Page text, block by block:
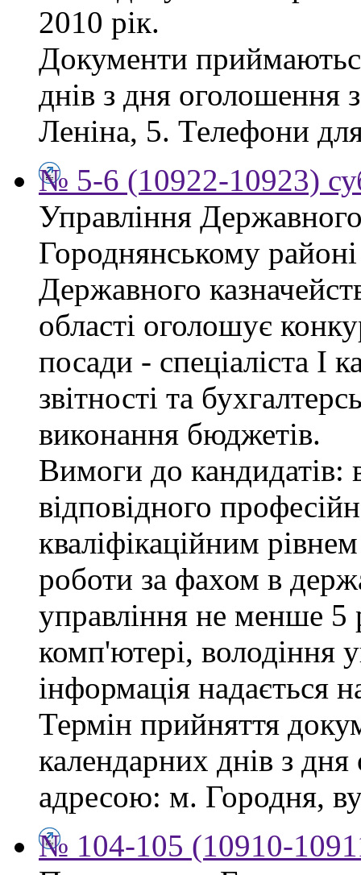
2010 рік.
Документи
днів з дня оголошення
Леніна, 5. Телефони
№ 5-6 (10922-10923)
Управління
Городнянському
Державного
області оголошує
посади - спеціаліста І
звітності та
виконання бюджетів.
Вимоги до кандидатів:
відповідного
кваліфікаційним
роботи за фахом в
управління не менше 5
комп'ютері, володіння
інформація надається
Термін прийняття
календарних днів з
адресою: м. Городня,
№ 104-105 (10910-